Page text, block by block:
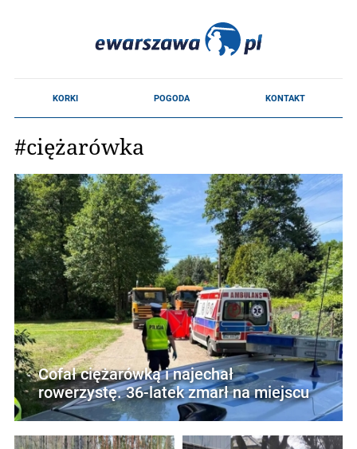
#ciężarówka
Cofał ciężarówką i najechał
rowerzystę. 36-latek zmarł na miejscu